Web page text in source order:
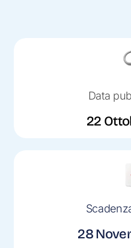
Data
22
28